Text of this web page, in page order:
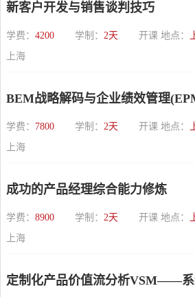
新客户开发与销售谈判技巧
学费： 4200 学制： 2天 开课 地点：
上海
BEM战略解码与企业绩效管理
学费： 7800 学制： 2天 开课 地点：
上海
成功的产品经理综合能力修炼
学费： 8900 学制： 2天 开课 地点：
上海
定制化产品价值流分析VSM——